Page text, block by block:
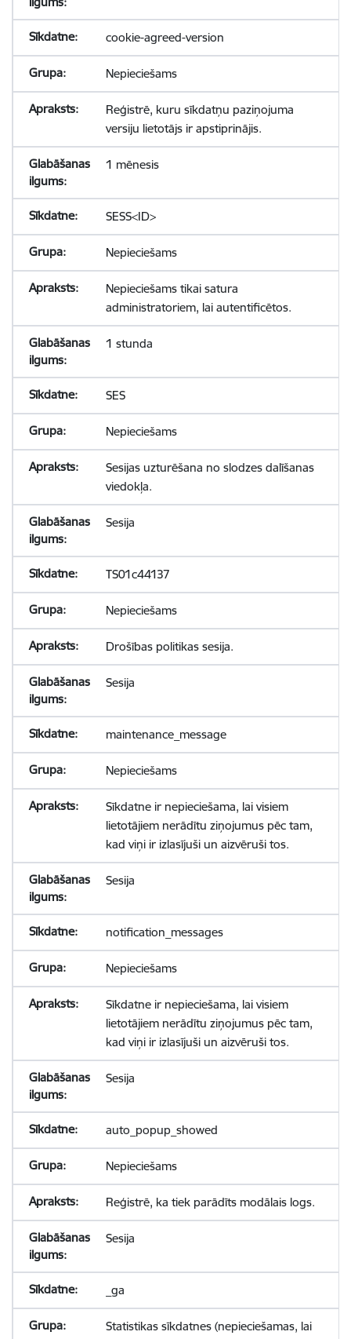
cookie-agreed-version
Nepieciešams
Reģistrē, kuru sīkdatņu paziņojuma
versiju lietotājs ir apstiprinājis.
1 mēnesis
SESS<ID>
Nepieciešams
Nepieciešams tikai satura
administratoriem, lai autentificētos.
1 stunda
SES
Nepieciešams
Sesijas uzturēšana no slodzes dalīšanas
viedokļa.
Sesija
TS01c44137
Nepieciešams
Drošības politikas sesija.
Sesija
maintenance_message
Nepieciešams
Sīkdatne ir nepieciešama, lai visiem
lietotājiem nerādītu ziņojumus pēc tam,
kad viņi ir izlasījuši un aizvēruši tos.
Sesija
notification_messages
Nepieciešams
Sīkdatne ir nepieciešama, lai visiem
lietotājiem nerādītu ziņojumus pēc tam,
kad viņi ir izlasījuši un aizvēruši tos.
Sesija
auto_popup_showed
Nepieciešams
Reģistrē, ka tiek parādīts modālais logs.
Sesija
_ga
Statistikas sīkdatnes (nepieciešamas, lai